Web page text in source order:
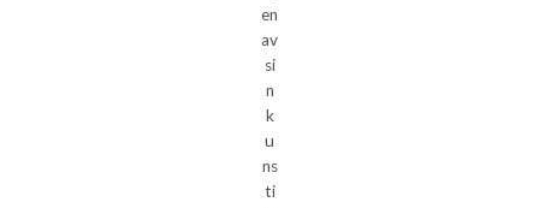
en
av
si
n
k
u
ns
ti